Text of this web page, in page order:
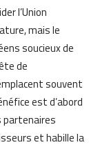
l’Union
mais le
soucieux de
de
souvent
est d’abord
partenaires
et habille la